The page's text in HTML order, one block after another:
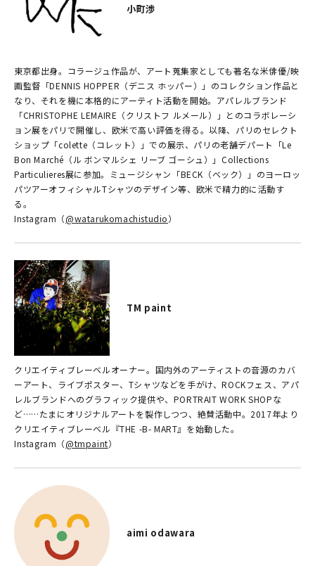
小町渉
東京都出身。コラージュ作品が、アート蒐集家としても著名な米俳優/映
画監督「DENNIS HOPPER（デニス ホッパー）」のコレクション作品と
なり、それを機に本格的にアーティト活動を開始。アパレルブランド
「CHRISTOPHE LEMAIRE（クリストフ ルメール）」とのコラボレーシ
ョン展をパリで開催し、欧米で高い評価を得る。以降、パリのセレクト
ショップ「colette（コレット）」での展示、パリの老舗デパート「Le
Bon Marché（ル ボンマルシェ リーブ ゴーシュ）」Collections
Particulieres展に参加。ミュージシャン「BECK（ベック）」のヨーロッ
パツアーオフィシャルTシャツのデザイン等、欧米で精力的に活動す
る。
Instagram（@watarukomachistudio）
TM paint
クリエイティブレーベルオーナー。国内外のアーティストの音源のカバ
ーアート、ライブポスター、Tシャツなどを手がけ、ROCKフェス、アパ
レルブランドへのグラフィック提供や、PORTRAIT WORK SHOPな
ど……たまにオリジナルアートを製作しつつ、絶賛活動中。2017年より
クリエイティブレーベル『THE -B- MART』を始動した。
Instagram（@tmpaint）
aimi odawara